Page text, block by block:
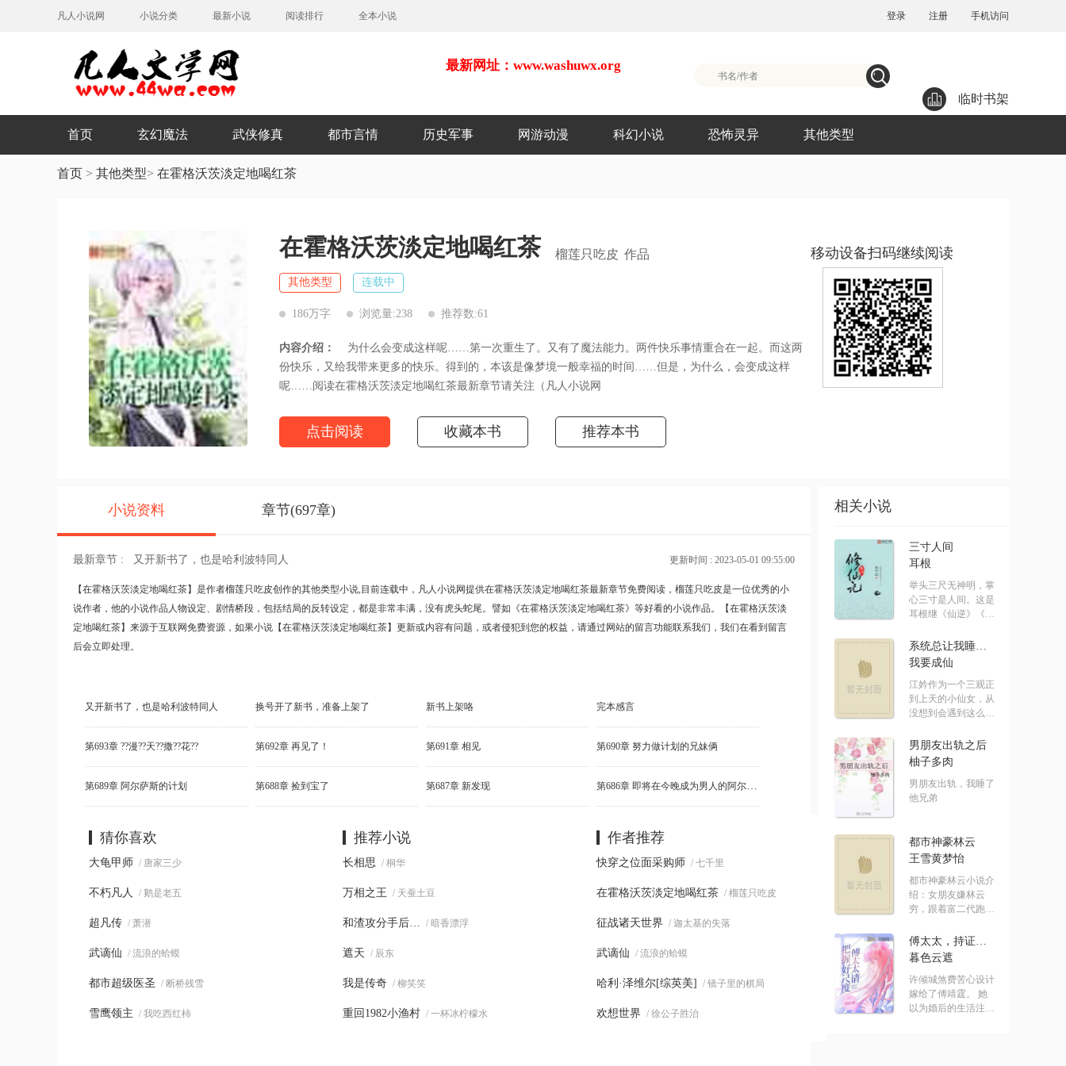
凡人小说网 小说分类 最新小说 阅读排行 全本小说 登录 注册 手机访问
最新网址：www.washuwx.org
临时书架
首页 玄幻魔法 武侠修真 都市言情 历史军事 网游动漫 科幻小说 恐怖灵异 其他类型
首页 > 其他类型> 在霍格沃茨淡定地喝红茶
在霍格沃茨淡定地喝红茶 榴莲只吃皮 作品
其他类型 连载中
186万字 浏览量:238 推荐数:61
内容介绍：
为什么会变成这样呢……第一次重生了。又有了魔法能力。两件快乐事情重合在一起。而这两
份快乐，又给我带来更多的快乐。得到的，本该是像梦境一般幸福的时间……但是，为什么，会变成这样
呢……阅读在霍格沃茨淡定地喝红茶最新章节请关注（凡人小说网
点击阅读 收藏本书 推荐本书
移动设备扫码继续阅读
小说资料 章节(697章)
最新章节 : 又开新书了，也是哈利波特同人 更新时间 : 2023-05-01 09:55:00
【在霍格沃茨淡定地喝红茶】是作者榴莲只吃皮创作的其他类型小说,目前连载中，凡人小说网提供在霍格沃茨淡定地喝红茶最新章节免费阅读，榴莲只吃皮是一位优秀的小
说作者，他的小说作品人物设定、剧情桥段，包括结局的反转设定，都是非常丰满，没有虎头蛇尾。譬如 《在霍格沃茨淡定地喝红茶》 等好看的小说作品。【在霍格沃茨淡
定地喝红茶】来源于互联网免费资源，如果小说【在霍格沃茨淡定地喝红茶】更新或内容有问题，或者侵犯到您的权益，请通过网站的留言功能联系我们，我们在看到留言
后会立即处理。
又开新书了，也是哈利波特同人 换号开了新书，准备上架了 新书上架咯 完本感言
第693章 ??漫??天??撒??花?? 第692章 再见了！ 第691章 相见 第690章 努力做计划的兄妹俩
第689章 阿尔萨斯的计划 第688章 捡到宝了 第687章 新发现 第686章 即将在今晚成为男人的阿尔萨斯
猜你喜欢
大龟甲师 / 唐家三少
不朽凡人 / 鹅是老五
超凡传 / 萧潜
武谪仙 / 流浪的蛤蟆
都市超级医圣 / 断桥残雪
雪鹰领主 / 我吃西红柿
推荐小说
长相思 / 桐华
万相之王 / 天蚕土豆
和渣攻分手后… / 暗香漂浮
遮天 / 辰东
我是传奇 / 柳笑笑
重回1982小渔村 / 一杯冰柠檬水
作者推荐
快穿之位面采购师 / 七千里
在霍格沃茨淡定地喝红茶 / 榴莲只吃皮
征战诸天世界 / 迦太基的失落
武谪仙 / 流浪的蛤蟆
哈利·泽维尔[综英美] / 镜子里的棋局
欢想世界 / 徐公子胜治
相关小说
三寸人间
耳根
举头三尺无神明，掌
心三寸是人间。这是
耳根继《仙逆》《求
系统总让我睡男主[快穿]
我要成仙
江妗作为一个三观正
到上天的小仙女，从
没想到会遇到这么没
男朋友出轨之后
柚子多肉
男朋友出轨，我睡了
他兄弟
都市神豪林云
王雪黄梦怡
都市神豪林云小说介
绍：女朋友嫌林云
穷，跟着富二代跑
傅太太，持证请上岗
暮色云遮
许倾城煞费苦心设计
嫁给了傅靖霆。 她
以为婚后的生活注定